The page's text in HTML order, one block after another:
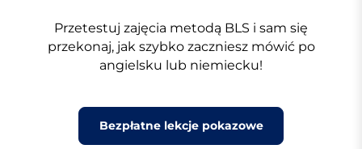
Przetestuj zajęcia metodą BLS i sam się
przekonaj, jak szybko zaczniesz mówić po
angielsku lub niemiecku!
Bezpłatne lekcje pokazowe